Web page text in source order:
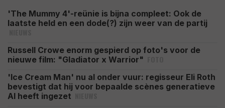
'The Mummy 4'-reünie is bijna compleet: Ook de
laatste held en een dode(?) zijn weer van de partij
Russell Crowe enorm gespierd op foto's voor de
nieuwe film: "Gladiator x Warrior"
'Ice Cream Man' nu al onder vuur: regisseur Eli Roth
bevestigt dat hij voor bepaalde scènes generatieve
AI heeft ingezet